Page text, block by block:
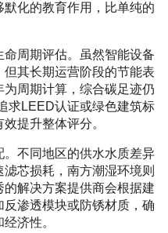
化的教育作用，比单纯的
周期评估。虽然智能设备
其长期运营阶段的节能表
周期计算，综合碳足迹仍
求LEED认证或绿色建筑标
提升整体评分。
不同地区的供水水质差异
芯损耗，南方潮湿环境则
解决方案提供商会根据建
渗透模块或防锈材质，确
济性。